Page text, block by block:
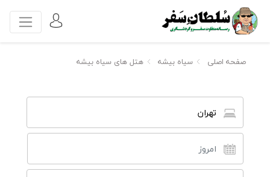
صفحه اصلی سیاه بیشه هتل های سیاه بیشه
تهران